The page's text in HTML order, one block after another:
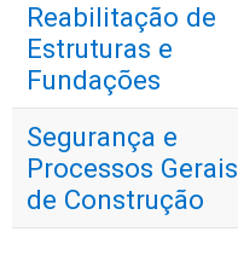
Reabilitação de
Estruturas e
Fundações
Segurança e
Processos Gerais
de Construção